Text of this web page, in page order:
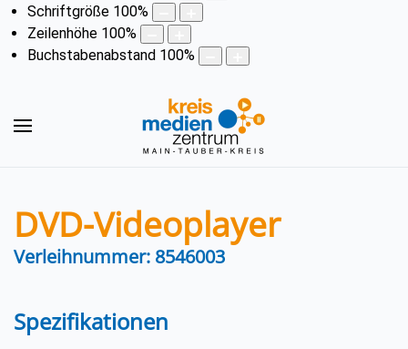
Schriftgröße 100%
Zeilenhöhe 100%
Buchstabenabstand 100%
DVD-Videoplayer
Verleihnummer: 8546003
Spezifikationen